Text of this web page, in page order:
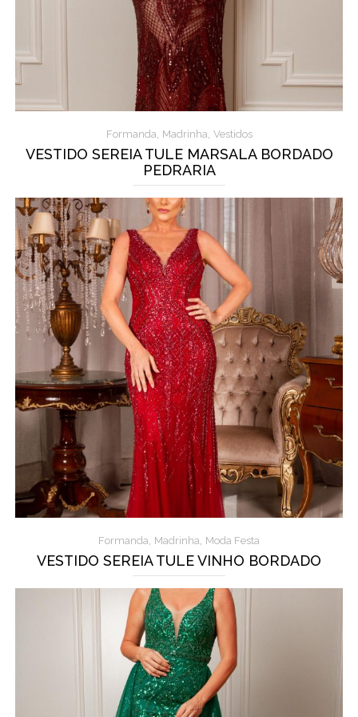
Formanda, Madrinha, Vestidos
VESTIDO SEREIA TULE MARSALA BORDADO
PEDRARIA
Formanda, Madrinha, Moda Festa
VESTIDO SEREIA TULE VINHO BORDADO